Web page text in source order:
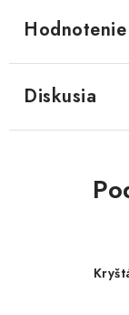
Diskusia